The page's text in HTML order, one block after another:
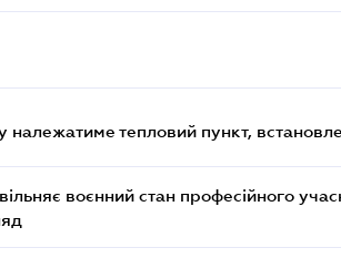
належатиме тепловий пункт,
воєнний стан професійного